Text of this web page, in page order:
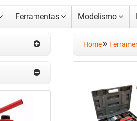
Ferramentas Modelismo
Home